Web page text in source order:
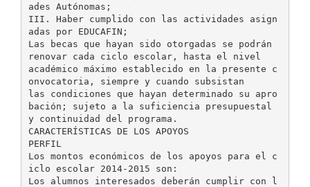
ades Autónomas;
III. Haber cumplido con las actividades asign
adas por EDUCAFIN;
Las becas que hayan sido otorgadas se podrán
renovar cada ciclo escolar, hasta el nivel
académico máximo establecido en la presente c
onvocatoria, siempre y cuando subsistan
las condiciones que hayan determinado su apro
bación; sujeto a la suficiencia presupuestal
y continuidad del programa.
CARACTERÍSTICAS DE LOS APOYOS
PERFIL
Los montos económicos de los apoyos para el c
iclo escolar 2014-2015 son:
Los alumnos interesados deberán cumplir con l